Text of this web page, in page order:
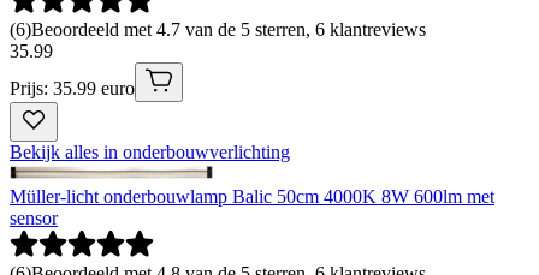
(6)Beoordeeld met 4.7 van de 5 sterren, 6 klantreviews
35.99
Prijs: 35.99 euro
Bekijk alles in onderbouwverlichting
Müller-licht onderbouwlamp Balic 50cm 4000K 8W 600lm met
sensor